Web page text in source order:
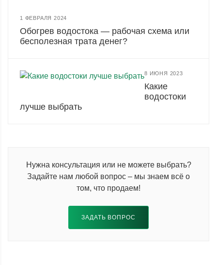
1 ФЕВРАЛЯ 2024
Обогрев водостока — рабочая схема или
бесполезная трата денег?
8 ИЮНЯ 2023
Какие
водостоки
лучше выбрать
Нужна консультация или не можете выбрать?
Задайте нам любой вопрос – мы знаем всё о
том, что продаем!
ЗАДАТЬ ВОПРОС